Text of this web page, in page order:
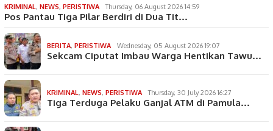
KRIMINAL, NEWS, PERISTIWA Thursday, 06 August 2026 14:59
Pos Pantau Tiga Pilar Berdiri di Dua Tit…
BERITA, PERISTIWA Wednesday, 05 August 2026 19:07
Sekcam Ciputat Imbau Warga Hentikan Tawu…
KRIMINAL, NEWS, PERISTIWA Thursday, 30 July 2026 16:27
Tiga Terduga Pelaku Ganjal ATM di Pamula…